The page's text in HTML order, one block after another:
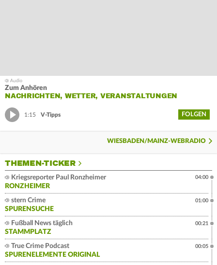
Zum Anhören
NACHRICHTEN, WETTER, VERANSTALTUNGEN
1:15 V-Tipps FOLGEN
WIESBADEN/MAINZ-WEBRADIO
THEMEN-TICKER
Kriegsreporter Paul Ronzheimer
RONZHEIMER
04:00
stern Crime
SPURENSUCHE
01:00
Fußball News täglich
STAMMPLATZ
00:21
True Crime Podcast
SPURENELEMENTE ORIGINAL
00:05